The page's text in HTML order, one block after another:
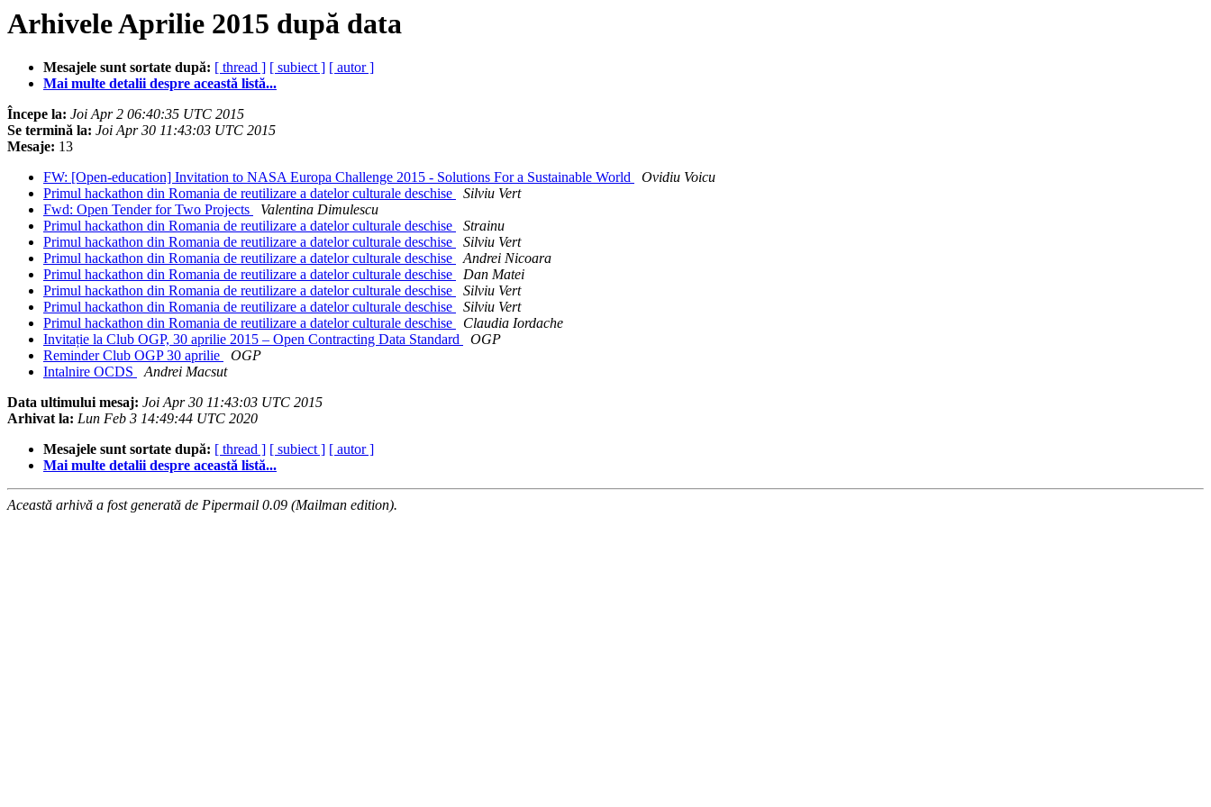
Arhivele Aprilie 2015 după data
Mesajele sunt sortate după: [ thread ] [ subiect ] [ autor ]
Mai multe detalii despre această listă...
Începe la: Joi Apr 2 06:40:35 UTC 2015
Se termină la: Joi Apr 30 11:43:03 UTC 2015
Mesaje: 13
FW: [Open-education] Invitation to NASA Europa Challenge 2015 - Solutions For a Sustainable World
Ovidiu Voicu
Primul hackathon din Romania de reutilizare a datelor culturale deschise
Silviu Vert
Fwd: Open Tender for Two Projects
Valentina Dimulescu
Primul hackathon din Romania de reutilizare a datelor culturale deschise
Strainu
Primul hackathon din Romania de reutilizare a datelor culturale deschise
Silviu Vert
Primul hackathon din Romania de reutilizare a datelor culturale deschise
Andrei Nicoara
Primul hackathon din Romania de reutilizare a datelor culturale deschise
Dan Matei
Primul hackathon din Romania de reutilizare a datelor culturale deschise
Silviu Vert
Primul hackathon din Romania de reutilizare a datelor culturale deschise
Silviu Vert
Primul hackathon din Romania de reutilizare a datelor culturale deschise
Claudia Iordache
Invitație la Club OGP, 30 aprilie 2015 – Open Contracting Data Standard
OGP
Reminder Club OGP 30 aprilie
OGP
Intalnire OCDS
Andrei Macsut
Data ultimului mesaj: Joi Apr 30 11:43:03 UTC 2015
Arhivat la: Lun Feb 3 14:49:44 UTC 2020
Mesajele sunt sortate după: [ thread ] [ subiect ] [ autor ]
Mai multe detalii despre această listă...
Această arhivă a fost generată de Pipermail 0.09 (Mailman edition).